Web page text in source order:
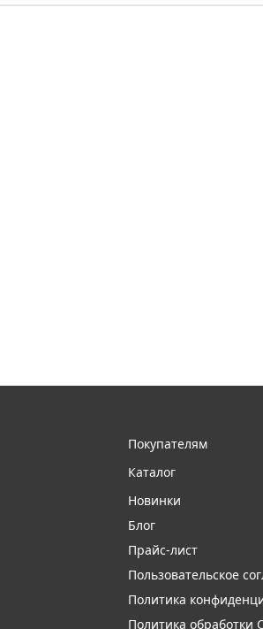
Покупателям
Каталог
Новинки
Блог
Прайс-лист
Пользовательское
Политика
Политика обработки